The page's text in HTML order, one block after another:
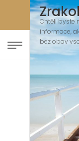
Chtěli byste
informace,
bez obav